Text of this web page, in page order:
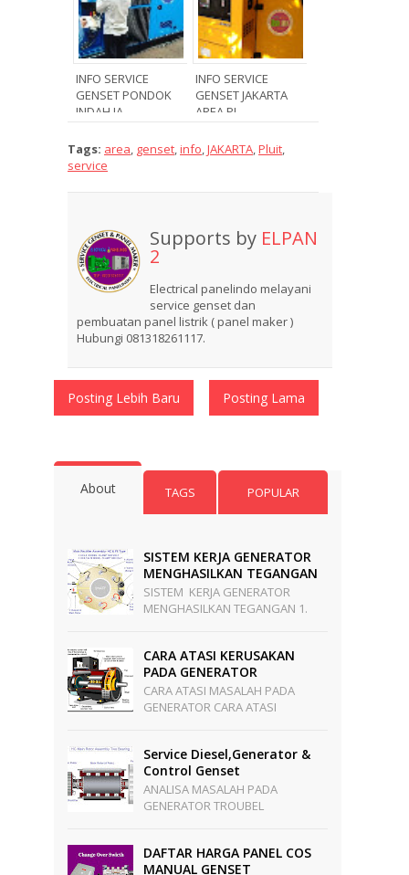
INFO SERVICE
GENSET PONDOK
INDAH JA...
INFO SERVICE
GENSET JAKARTA
AREA PL...
Tags: area, genset,info,JAKARTA,Pluit,
service
Supports by ELPAN
2
Electrical panelindo melayani
service genset dan
pembuatan panel listrik ( panel maker )
Hubungi 081318261117.
Posting Lebih Baru Posting Lama
About TAGS POPULAR
SISTEM KERJA GENERATOR
MENGHASILKAN TEGANGAN
SISTEM KERJA GENERATOR
MENGHASILKAN TEGANGAN 1.
Mulai Berputar. PMG S...
CARA ATASI KERUSAKAN
PADA GENERATOR
CARA ATASI MASALAH PADA
GENERATOR CARA ATASI
Penyebab Generator Tidak
Mengeluarkan Te...
Service Diesel,generator &
Control Genset
ANALISA MASALAH PADA
GENERATOR TROUBEL
PMG Stator Terputus - PMG
DAFTAR HARGA PANEL COS
MANUAL GENSET